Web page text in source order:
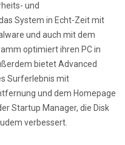
und
System in Echt-Zeit mit
und auch mit dem
optimiert ihren PC in
bietet Advanced
Surferlebnis mit
und dem Homepage
Startup Manager, die Disk
verbessert.